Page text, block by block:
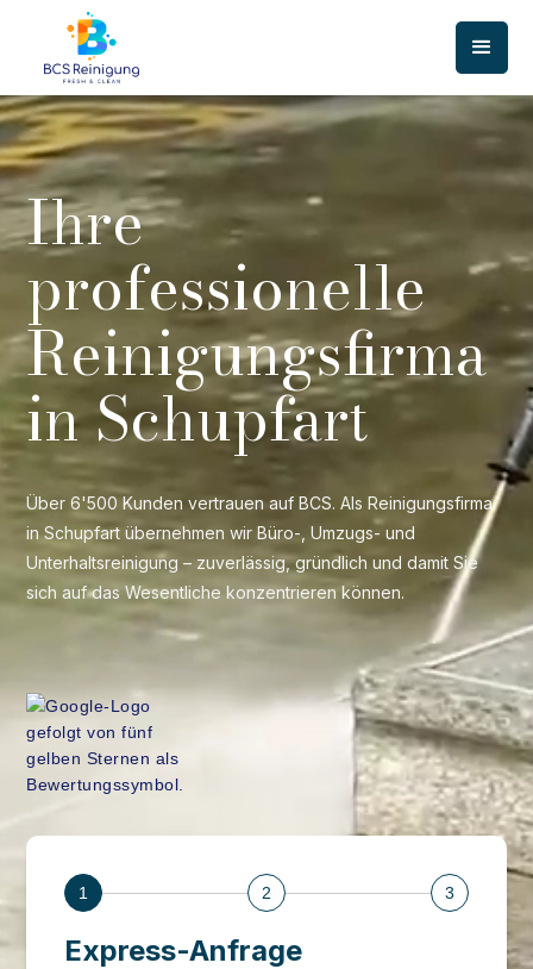
Ihre
professionelle
Reinigungsfirma
in Schupfart
Über 6'500 Kunden vertrauen auf BCS. Als Reinigungsfirma
in Schupfart übernehmen wir Büro-, Umzugs- und
Unterhaltsreinigung – zuverlässig, gründlich und damit Sie
sich auf das Wesentliche konzentrieren können.
1 2 3
Express-Anfrage